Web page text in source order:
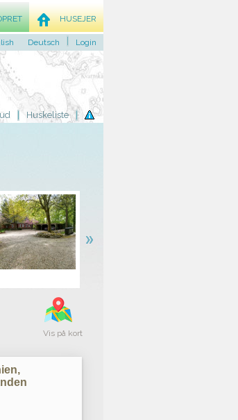
Huskeliste
Vis på kort
HUSEJER
Deutsch Login